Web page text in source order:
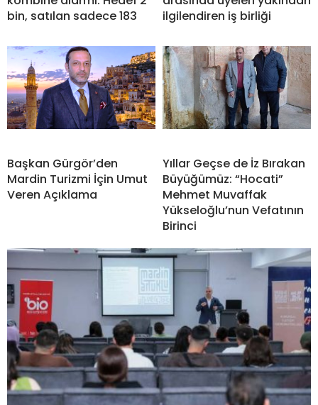
bin, satılan sadece 183
ilgilendiren iş birliği
Başkan Gürgör’den
Mardin Turizmi İçin Umut
Veren Açıklama
Yıllar Geçse de İz Bırakan
Büyüğümüz: “Hocati”
Mehmet Muvaffak
Yükseloğlu’nun Vefatının
Birinci